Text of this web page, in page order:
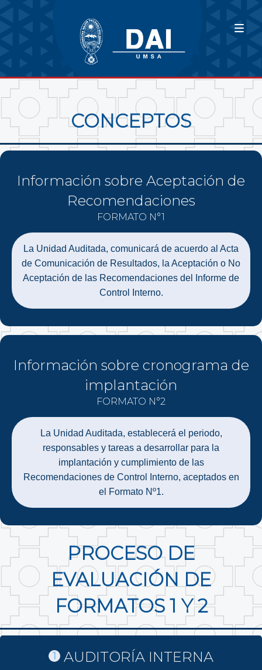
CONCEPTOS
Información sobre Aceptación de
Recomendaciones
FORMATO N°1
La Unidad Auditada, comunicará de acuerdo al Acta
de Comunicación de Resultados, la Aceptación o No
Aceptación de las Recomendaciones del Informe de
Control Interno.
Información sobre cronograma de
implantación
FORMATO N°2
La Unidad Auditada, establecerá el periodo,
responsables y tareas a desarrollar para la
implantación y cumplimiento de las
Recomendaciones de Control Interno, aceptados en
el Formato Nº1.
PROCESO DE
EVALUACIÓN DE
FORMATOS 1 Y 2
1 AUDITORÍA INTERNA